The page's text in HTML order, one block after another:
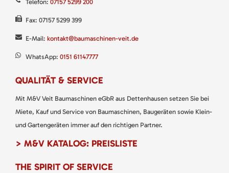
Telefon: 07157 5299 200
Fax: 07157 5299 399
E-Mail: kontakt@baumaschinen-veit.de
WhatsApp: 0151 61147777
QUALITÄT & SERVICE
Mit M&V Veit Baumaschinen eGbR aus Dettenhausen setzen Sie bei
Miete, Kauf und Service von Baumaschinen, Baugeräten sowie Klein-
und Gartengeräten immer auf den richtigen Partner.
> M&V KATALOG: PREISLISTE
THE SPIRIT OF SERVICE